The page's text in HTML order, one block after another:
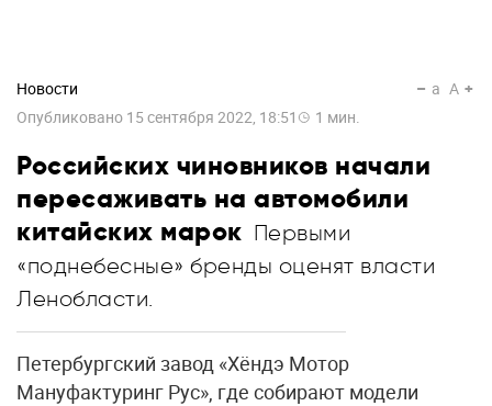
Новости
Опубликовано 15 сентября 2022, 18:51 1 мин.
a A
Российских чиновников начали
пересаживать на автомобили
китайских марок Первыми
«поднебесные» бренды оценят власти
Ленобласти.
Петербургский завод «Хёндэ Мотор
Мануфактуринг Рус», где собирают модели